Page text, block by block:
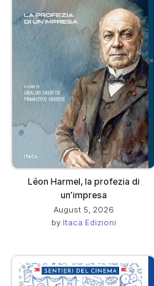
Léon Harmel, la profezia di
un’impresa
August 5, 2026
by Itaca Edizioni